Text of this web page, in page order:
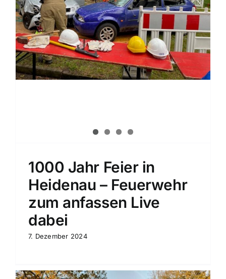
1000 Jahr Feier in
Heidenau – Feuerwehr
zum anfassen Live
dabei
7. Dezember 2024